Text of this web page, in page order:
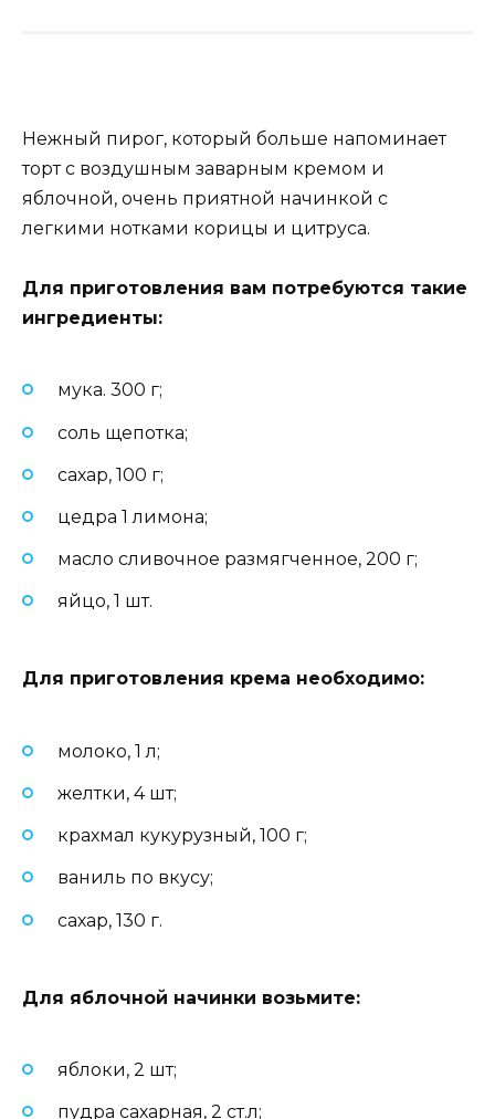
Нежный пирог, который больше напоминает
торт с воздушным заварным кремом и
яблочной, очень приятной начинкой с
легкими нотками корицы и цитруса.
Для приготовления вам потребуются такие
ингредиенты:
мука. 300 г;
соль щепотка;
сахар, 100 г;
цедра 1 лимона;
масло сливочное размягченное, 200 г;
яйцо, 1 шт.
Для приготовления крема необходимо:
молоко, 1 л;
желтки, 4 шт;
крахмал кукурузный, 100 г;
ваниль по вкусу;
сахар, 130 г.
Для яблочной начинки возьмите:
яблоки, 2 шт;
пудра сахарная, 2 ст.л;